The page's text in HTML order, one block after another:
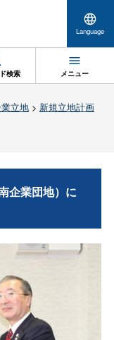
Language
検索 メニュー
立地> 新規立地計画
企業団地）に